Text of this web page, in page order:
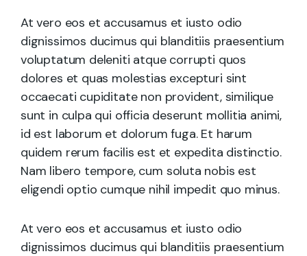
At vero eos et accusamus et iusto odio
dignissimos ducimus qui blanditiis praesentium
voluptatum deleniti atque corrupti quos
dolores et quas molestias excepturi sint
occaecati cupiditate non provident, similique
sunt in culpa qui officia deserunt mollitia animi,
id est laborum et dolorum fuga. Et harum
quidem rerum facilis est et expedita distinctio.
Nam libero tempore, cum soluta nobis est
eligendi optio cumque nihil impedit quo minus.
At vero eos et accusamus et iusto odio
dignissimos ducimus qui blanditiis praesentium